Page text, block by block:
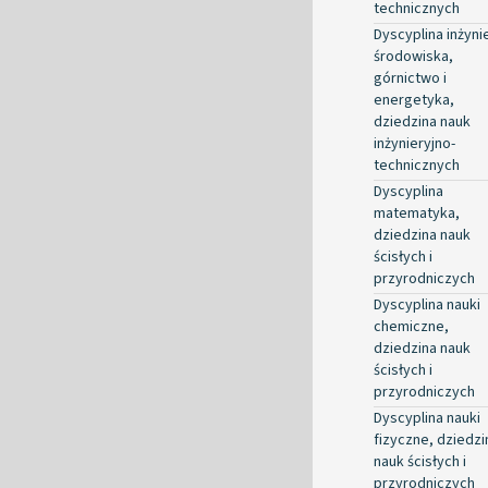
technicznych
Dyscyplina
środowiska,
górnictwo i
energetyka,
dziedzina nauk
inżynieryjno-
technicznych
Dyscyplina
matematyka,
dziedzina nauk
ścisłych i
przyrodniczych
Dyscyplina nauki
chemiczne,
dziedzina nauk
ścisłych i
przyrodniczych
Dyscyplina nauki
fizyczne,
nauk ścisłych i
przyrodniczych